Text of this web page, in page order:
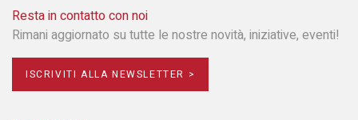
Resta in contatto con noi
Rimani aggiornato su tutte le nostre novità, iniziative, eventi!
ISCRIVITI ALLA NEWSLETTER >